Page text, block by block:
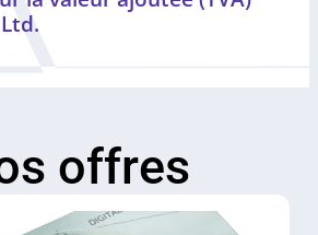
offres